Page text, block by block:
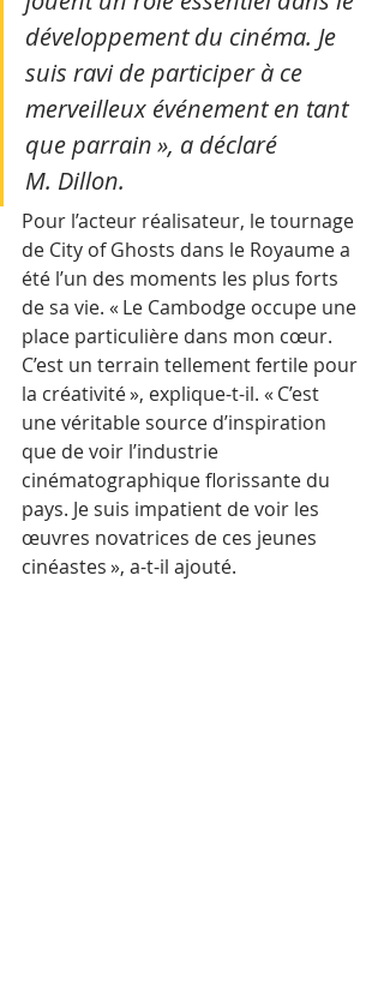
développement du cinéma. Je
suis ravi de participer à ce
merveilleux événement en tant
que parrain », a déclaré
M. Dillon.
Pour l’acteur réalisateur, le tournage
de City of Ghosts dans le Royaume a
été l’un des moments les plus forts
de sa vie. « Le Cambodge occupe une
place particulière dans mon cœur.
C’est un terrain tellement fertile pour
la créativité », explique-t-il. « C’est
une véritable source d’inspiration
que de voir l’industrie
cinématographique florissante du
pays. Je suis impatient de voir les
œuvres novatrices de ces jeunes
cinéastes », a-t-il ajouté.